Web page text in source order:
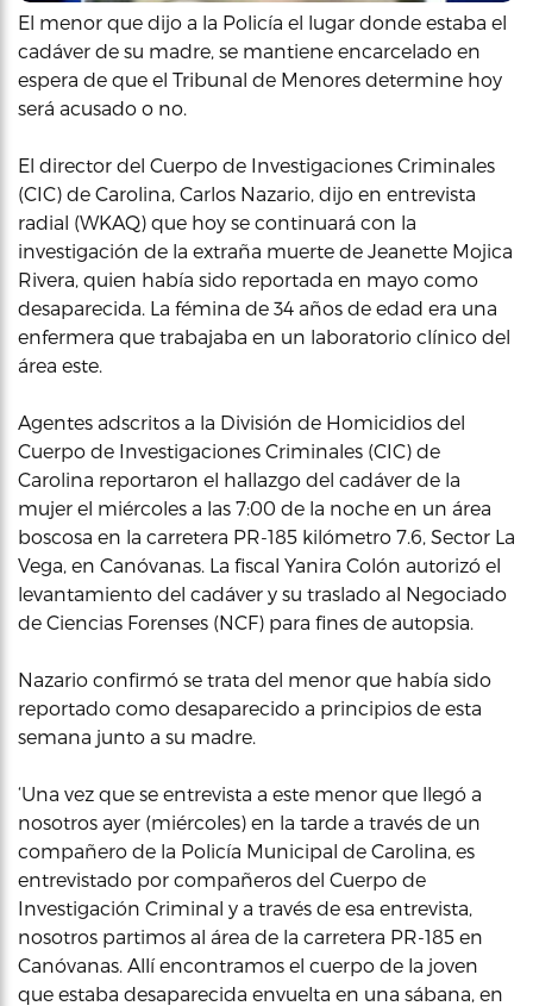
El menor que dijo a la Policía el lugar donde estaba el
cadáver de su madre, se mantiene encarcelado en
espera de que el Tribunal de Menores determine hoy
será acusado o no.
El director del Cuerpo de Investigaciones Criminales
(CIC) de Carolina, Carlos Nazario, dijo en entrevista
radial (WKAQ) que hoy se continuará con la
investigación de la extraña muerte de Jeanette Mojica
Rivera, quien había sido reportada en mayo como
desaparecida. La fémina de 34 años de edad era una
enfermera que trabajaba en un laboratorio clínico del
área este.
Agentes adscritos a la División de Homicidios del
Cuerpo de Investigaciones Criminales (CIC) de
Carolina reportaron el hallazgo del cadáver de la
mujer el miércoles a las 7:00 de la noche en un área
boscosa en la carretera PR-185 kilómetro 7.6, Sector La
Vega, en Canóvanas. La fiscal Yanira Colón autorizó el
levantamiento del cadáver y su traslado al Negociado
de Ciencias Forenses (NCF) para fines de autopsia.
Nazario confirmó se trata del menor que había sido
reportado como desaparecido a principios de esta
semana junto a su madre.
‘Una vez que se entrevista a este menor que llegó a
nosotros ayer (miércoles) en la tarde a través de un
compañero de la Policía Municipal de Carolina, es
entrevistado por compañeros del Cuerpo de
Investigación Criminal y a través de esa entrevista,
nosotros partimos al área de la carretera PR-185 en
Canóvanas. Allí encontramos el cuerpo de la joven
que estaba desaparecida envuelta en una sábana, en